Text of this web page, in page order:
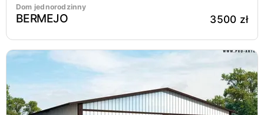
Dom jednorodzinny
BERMEJO 3500 zł